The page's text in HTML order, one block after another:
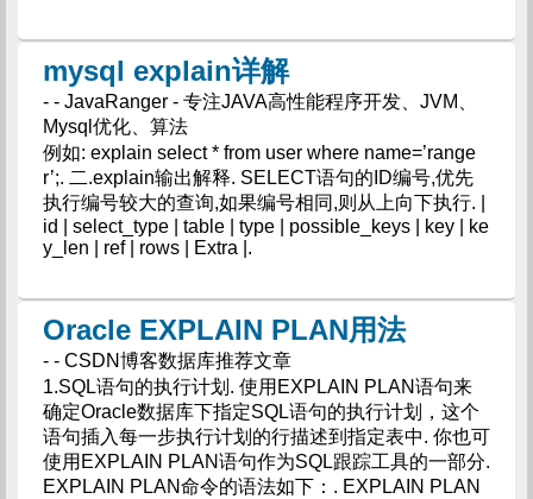
mysql explain详解
- - JavaRanger - 专注JAVA高性能程序开发、JVM、
Mysql优化、算法
例如: explain select * from user where name=’range
r’;. 二.explain输出解释. SELECT语句的ID编号,优先
执行编号较大的查询,如果编号相同,则从上向下执行. |
id | select_type | table | type | possible_keys | key | ke
y_len | ref | rows | Extra |.
Oracle EXPLAIN PLAN用法
- - CSDN博客数据库推荐文章
1.SQL语句的执行计划. 使用EXPLAIN PLAN语句来
确定Oracle数据库下指定SQL语句的执行计划，这个
语句插入每一步执行计划的行描述到指定表中. 你也可
使用EXPLAIN PLAN语句作为SQL跟踪工具的一部分.
EXPLAIN PLAN命令的语法如下：. EXPLAIN PLAN